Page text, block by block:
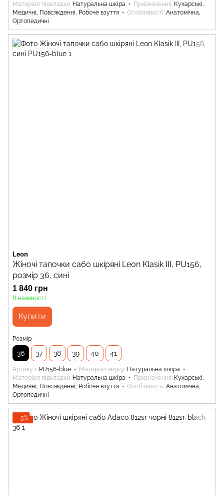
Матеріал підкладки Натуральна шкіра Призначення Кухарські,
Медичні, Повсякденні, Робоче взуття
Особливості Анатомічна,
Ортопедичні
Leon
Жіночі тапочки сабо шкіряні Leon Klasik III, PU156,
розмір 36, сині
1 840 грн
В наявності
Купити
Розмір
36 37 38 39 40 41
Артикул PU156-blue Матеріал верху Натуральна шкіра
Матеріал підкладки Натуральна шкіра Призначення Кухарські,
Медичні, Повсякденні, Робоче взуття
Особливості Анатомічна,
Ортопедичні
−5%